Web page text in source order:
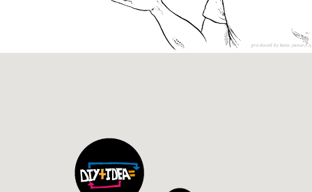
produced by kazu.yanseさん